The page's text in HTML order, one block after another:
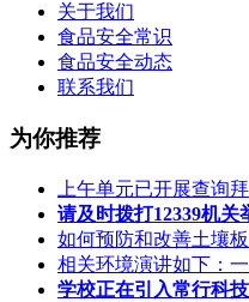
关于我们
食品安全常识
食品安全动态
联系我们
为你推荐
上午单元已开展查询
请及时拨打12339机关
如何预防和改善土壤
相关环境演讲如下：
学校正在引入常行科